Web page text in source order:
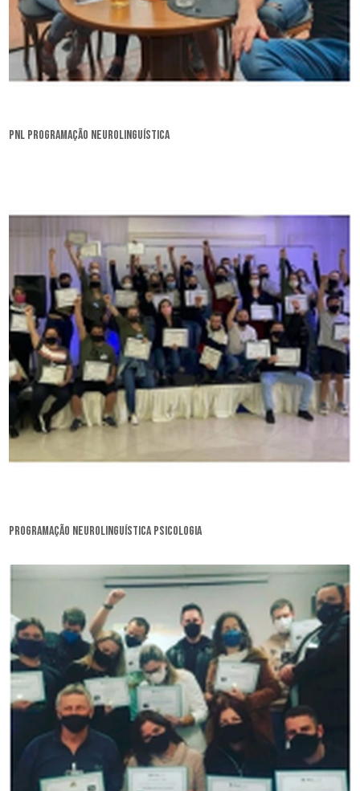
pnl programação neurolinguística
programação neurolinguística psicologia